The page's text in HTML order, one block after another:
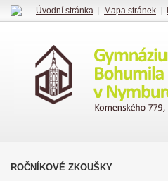
ROČNÍKOVÉ ZKOUŠKY
Úvodní stránka Mapa stránek